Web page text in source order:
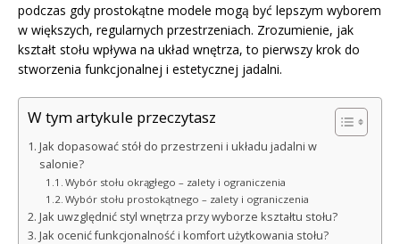
podczas gdy prostokątne modele mogą być lepszym wyborem
w większych, regularnych przestrzeniach. Zrozumienie, jak
kształt stołu wpływa na układ wnętrza, to pierwszy krok do
stworzenia funkcjonalnej i estetycznej jadalni.
W tym artykule przeczytasz
Jak dopasować stół do przestrzeni i układu jadalni w
salonie?
Wybór stołu okrągłego – zalety i ograniczenia
Wybór stołu prostokątnego – zalety i ograniczenia
Jak uwzględnić styl wnętrza przy wyborze kształtu stołu?
Jak ocenić funkcjonalność i komfort użytkowania stołu?